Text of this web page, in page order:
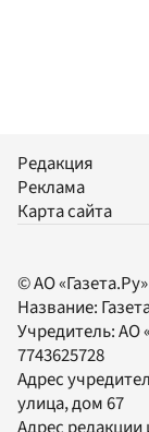
Редакция
Реклама
Карта сайта
© АО
Название:
Учредитель:АО
7743625728
Адрес
улица, дом 67